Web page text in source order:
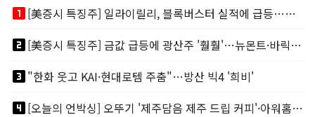
looks_one
[美증시 특징주] 일라이릴리, 블록버스터 실적에 급등…마운자로 매출 폭발
looks_two
[美증시 특징주] 금값 급등에 광산주 '훨훨'…뉴몬트·바릭마이닝 주도
looks_3"한화 웃고 KAI·현대로템 주춤"…방산 빅4 '희비'
looks_4
[오늘의 언박싱] 오뚜기 '제주담음 제주 드립 커피'·아워홈 ‘갓석박지’ 外